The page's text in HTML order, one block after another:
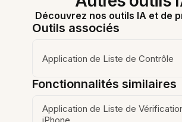
Découvrez nos outils IA et de
Outils associés
Application de Liste de Contrôle
Fonctionnalités similaires
Application de Liste de